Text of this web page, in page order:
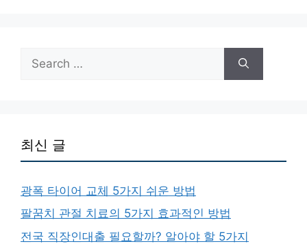
for:
최신 글
광폭 타이어 교체 5가지 쉬운 방법
팔꿈치 관절 치료의 5가지 효과적인 방법
전국 직장인대출 필요할까? 알아야 할 5가지